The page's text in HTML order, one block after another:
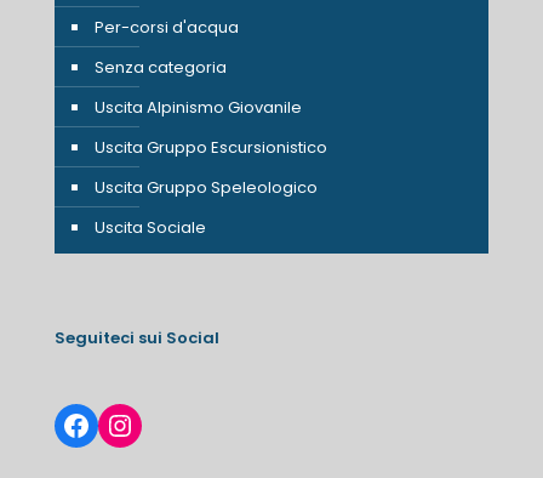
Per-corsi d'acqua
Senza categoria
Uscita Alpinismo Giovanile
Uscita Gruppo Escursionistico
Uscita Gruppo Speleologico
Uscita Sociale
Seguiteci sui Social
Facebook
Instagram